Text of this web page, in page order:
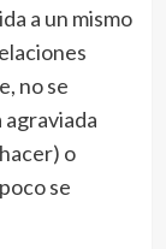
a un mismo
no se
agraviada
o
se